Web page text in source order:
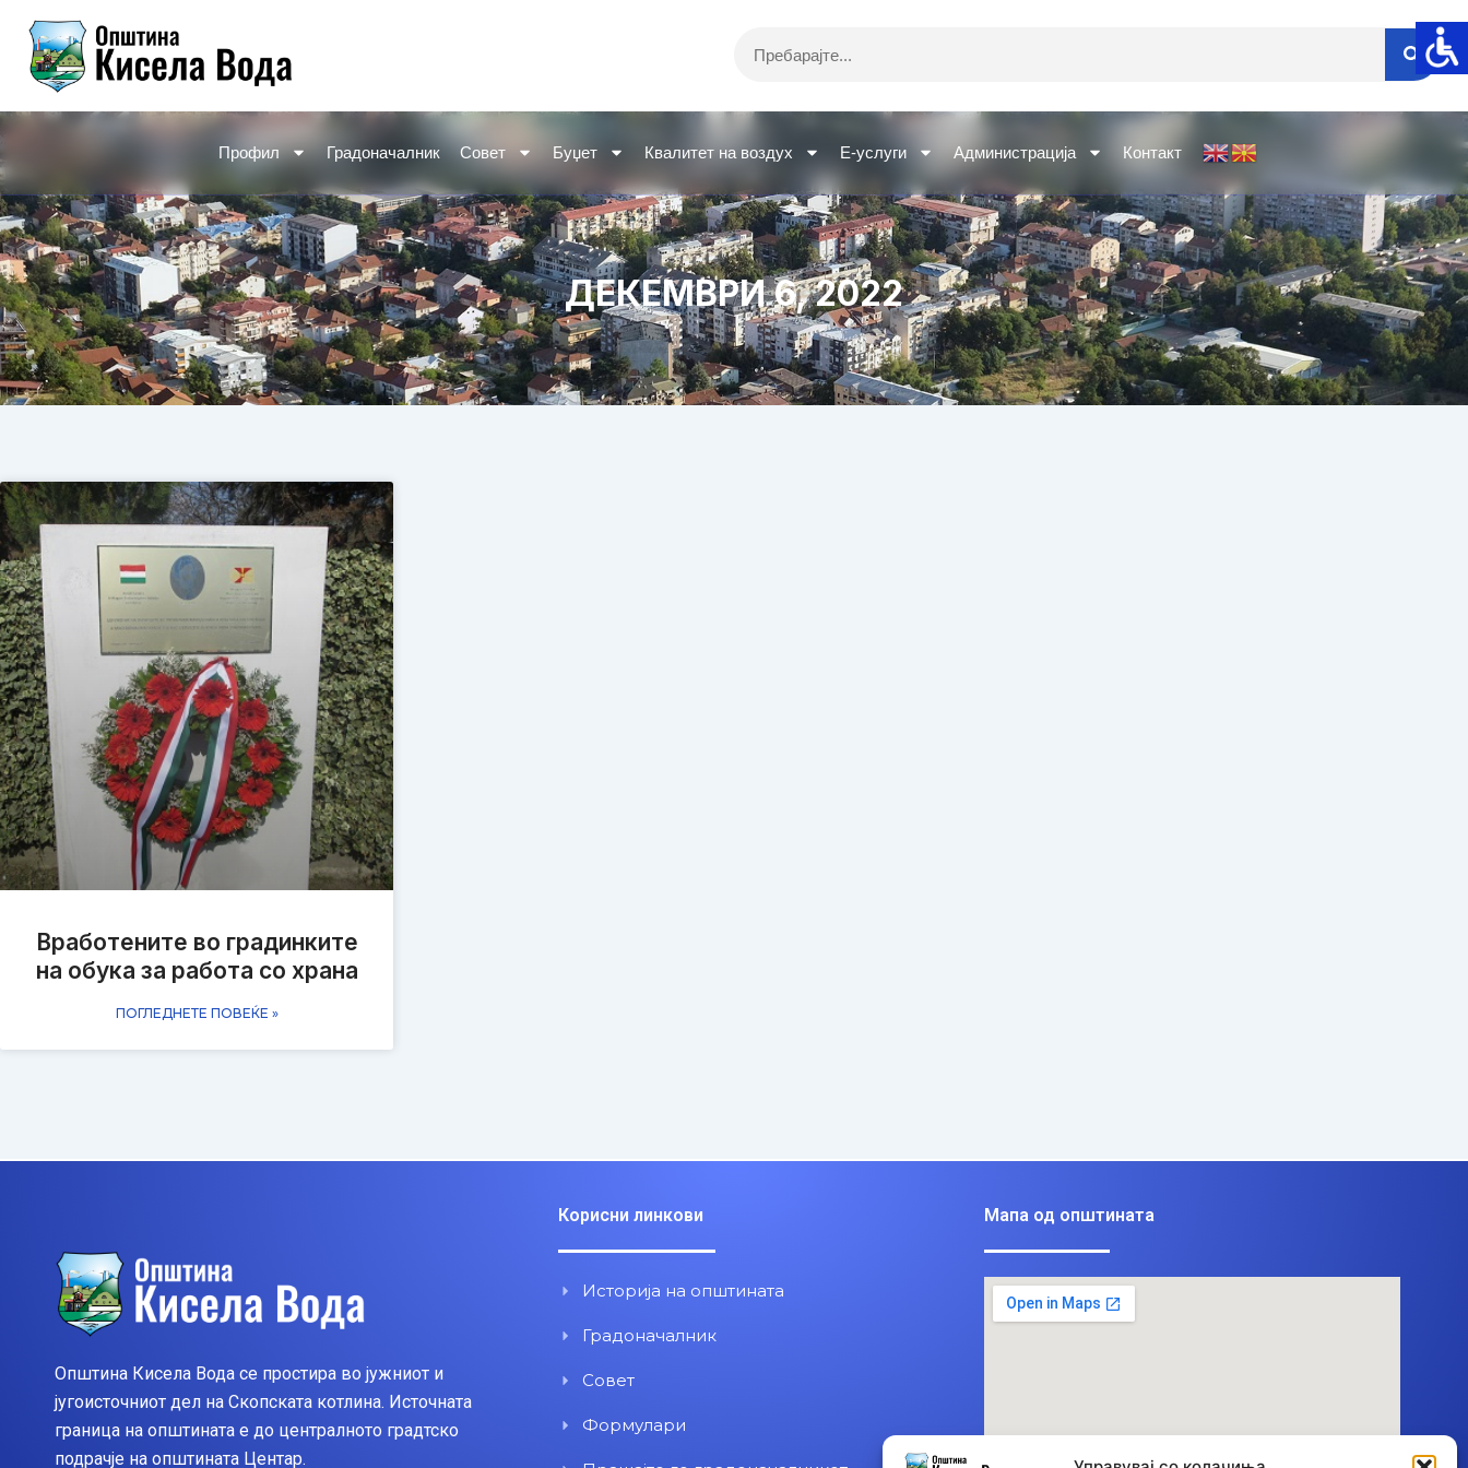
content
Профил Градоначалник Совет Буџет Квалитет на воздух Е-услуги Администрација Контакт
ДЕКЕМВРИ 6, 2022
Вработените во градинките
на обука за работа со храна
ПОГЛЕДНЕТЕ ПОВЕЌЕ »
Општина Кисела Вода се простира во јужниот и
југоисточниот дел на Скопската котлина. Источната
граница на општината е до централното градтско
подрачје на општината Центар.
Корисни линкови
Историја на општината
Градоначалник
Совет
Формулари
Мапа од општината